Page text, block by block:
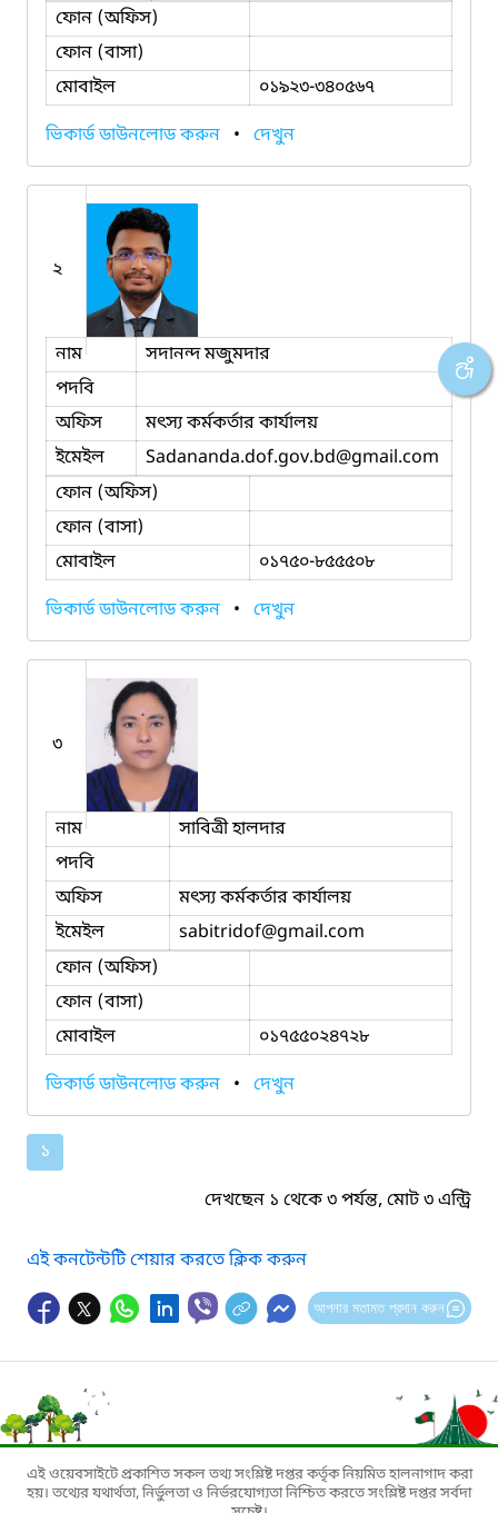
ফোন (অফিস)
ফোন (বাসা)
মোবাইল
০১৯২৩-৩৪০৫৬৭
ভিকার্ড ডাউনলোড করুন • দেখুন
২
নাম
সদানন্দ মজুমদার
পদবি
অফিস
মৎস্য কর্মকর্তার কার্যালয়
ইমেইল
Sadananda.dof.gov.bd@gmail.com
ফোন (অফিস)
ফোন (বাসা)
মোবাইল
০১৭৫০-৮৫৫৫০৮
ভিকার্ড ডাউনলোড করুন • দেখুন
৩
নাম
সাবিত্রী হালদার
পদবি
অফিস
মৎস্য কর্মকর্তার কার্যালয়
ইমেইল
sabitridof@gmail.com
ফোন (অফিস)
ফোন (বাসা)
মোবাইল
০১৭৫৫০২৪৭২৮
ভিকার্ড ডাউনলোড করুন • দেখুন
১
দেখছেন ১ থেকে ৩ পর্যন্ত, মোট ৩ এন্ট্রি
এই কনটেন্টটি শেয়ার করতে ক্লিক করুন
আপনার মতামত প্রদান করুন
এই ওয়েবসাইটে প্রকাশিত সকল তথ্য সংশ্লিষ্ট দপ্তর কর্তৃক নিয়মিত হালনাগাদ করা
হয়। তথ্যের যথার্থতা, নির্ভুলতা ও নির্ভরযোগ্যতা নিশ্চিত করতে সংশ্লিষ্ট দপ্তর সর্বদা